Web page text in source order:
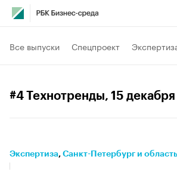
Все выпуски Спецпроект
#4 Технотренды, 15
Экспертиза⁠, Санкт-Петербург и область